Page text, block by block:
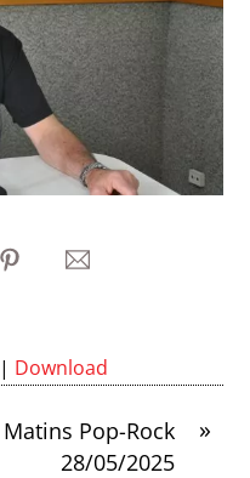
| Download
»
Matins Pop-Rock
28/05/2025